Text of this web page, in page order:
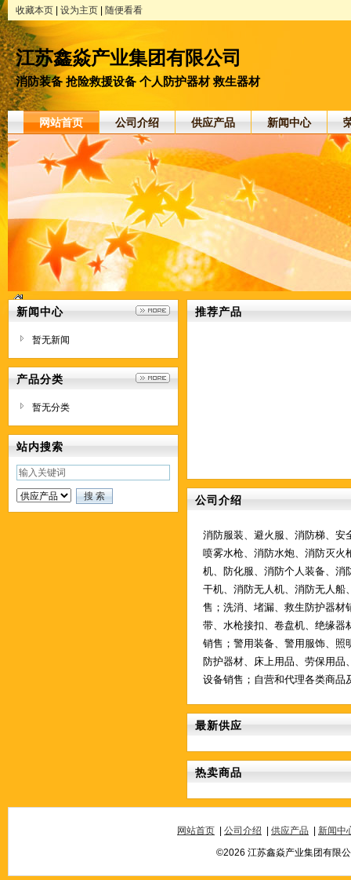
收藏本页 设为主页 随便看看
江苏鑫焱产业集团有限公司
消防装备 抢险救援设备 个人防护器材 救生器材
网站首页 公司介绍 供应产品 新闻中心
新闻中心
暂无新闻
产品分类
暂无分类
站内搜索
推荐产品
公司介绍
消防服装、避火服、消防梯、安
喷雾水枪、消防水炮、消防灭火
机、防化服、消防个人装备、消
干机、消防无人机、消防无人船
售；洗消、堵漏、救生防护器材
带、水枪接扣、卷盘机、绝缘器
销售；警用装备、警用服饰、照
防护器材、床上用品、劳保用
设备销售；自营和代理各类商品
最新供应
热卖商品
网站首页 公司介绍 供应产品
新闻中
©2026 江苏鑫焱产业集团有限